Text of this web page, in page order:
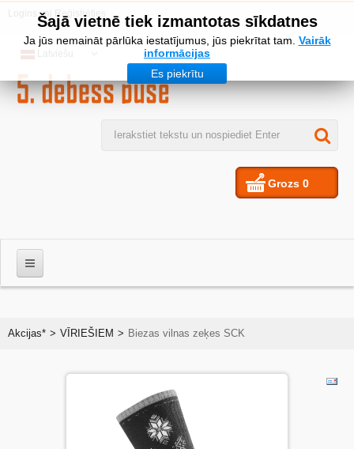
Šajā vietnē tiek izmantotas sīkdatnes
Ja jūs nemaināt pārlūka iestatījumus, jūs piekrītat tam. Vairāk
informācijas
Es piekrītu
vai Reģistrēties
Grozs 0
Akcijas* > VĪRIEŠIEM > Biezas vilnas zeķes SCK